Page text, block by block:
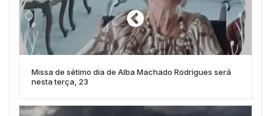
Missa de sétimo dia de Alba Machado Rodrigues será
nesta terça, 23